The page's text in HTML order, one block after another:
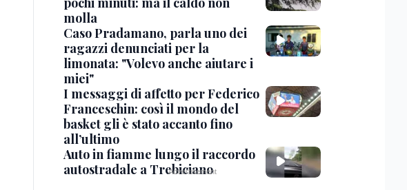
molla
Caso Pradamano, parla uno dei
ragazzi denunciati per la
limonata: "Volevo anche aiutare i
miei"
I messaggi di affetto per Federico
Franceschin: così il mondo del
basket gli è stato accanto fino
all’ultimo
Auto in fiamme lungo il raccordo
autostradale a Trebiciano